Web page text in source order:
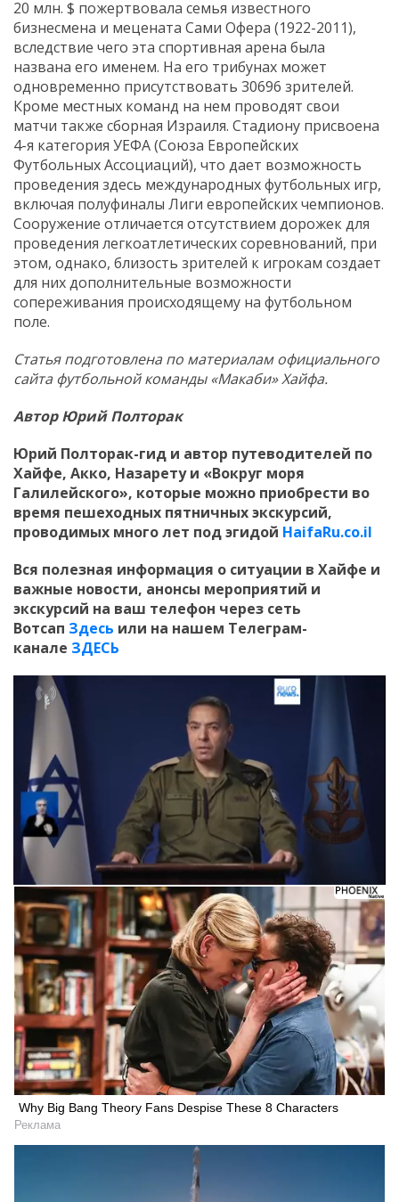
20 млн. $ пожертвовала семья известного
бизнесмена и мецената Сами Офера (1922-2011),
вследствие чего эта спортивная арена была
названа его именем. На его трибунах может
одновременно присутствовать 30696 зрителей.
Кроме местных команд на нем проводят свои
матчи также сборная Израиля. Стадиону присвоена
4-я категория УЕФА (Союза Европейских
Футбольных Ассоциаций), что дает возможность
проведения здесь международных футбольных игр,
включая полуфиналы Лиги европейских чемпионов.
Сооружение отличается отсутствием дорожек для
проведения легкоатлетических соревнований, при
этом, однако, близость зрителей к игрокам создает
для них дополнительные возможности
сопереживания происходящему на футбольном
поле.
Статья подготовлена по материалам официального
сайта футбольной команды «Макаби» Хайфа.
Автор Юрий Полторак
Юрий Полторак-гид и автор путеводителей по
Хайфе, Акко, Назарету и «Вокруг моря
Галилейского», которые можно приобрести во
время пешеходных пятничных экскурсий,
проводимых много лет под эгидой HaifaRu.co.il
Вся полезная информация о ситуации в Хайфе и
важные новости, анонсы мероприятий и
экскурсий на ваш телефон через сеть
Вотсап Здесь или на нашем Телеграм-
канале ЗДЕСЬ
Следующее видео через 5 Отмена
Why Big Bang Theory Fans Despise These 8 Characters
Реклама